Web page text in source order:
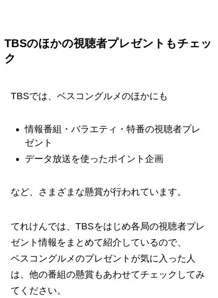
TBSのほかの視聴者プレゼントもチェッ
ク
TBSでは、ベスコングルメのほかにも
情報番組・バラエティ・特番の視聴者プレ
ゼント
データ放送を使ったポイント企画
など、さまざまな懸賞が行われています。
てれけんでは、TBSをはじめ各局の視聴者プレ
ゼント情報をまとめて紹介しているので、
ベスコングルメのプレゼントが気に入った人
は、他の番組の懸賞もあわせてチェックしてみ
てください。